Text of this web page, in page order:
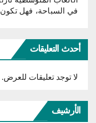
في السباحة، فهل
أحدث التعليقات
لا توجد تعليقات للعرض.
الأرشيف